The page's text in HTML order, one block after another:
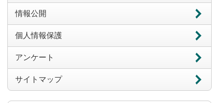
情報公開
個人情報保護
アンケート
サイトマップ